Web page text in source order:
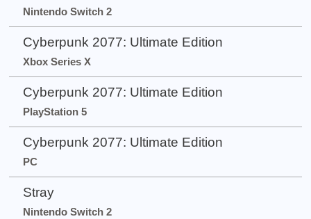
Nintendo Switch 2
Cyberpunk 2077: Ultimate Edition
Xbox Series X
Cyberpunk 2077: Ultimate Edition
PlayStation 5
Cyberpunk 2077: Ultimate Edition
PC
Stray
Nintendo Switch 2